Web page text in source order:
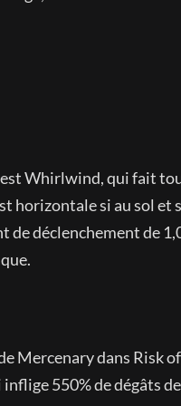
Whirlwind, qui fait
horizontale si au sol
de déclenchement de
Mercenary dans Risk
550% de dégâts